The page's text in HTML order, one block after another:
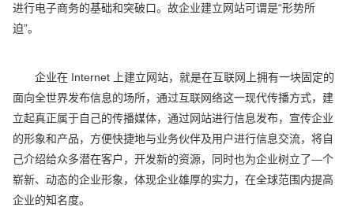
进行电子商务的基础和突破口。故企业建立网站可谓是“形势所
迫”。
企业在 Internet 上建立网站，就是在互联网上拥有一块固定的
面向全世界发布信息的场所，通过互联网络这一现代传播方式，建
立起真正属于自己的传播媒体，通过网站进行信息发布，宣传企业
的形象和产品，方便快捷地与业务伙伴及用户进行信息交流，将自
己介绍给众多潜在客户，开发新的资源，同时也为企业树立了—个
崭新、动态的企业形象，体现企业雄厚的实力，在全球范围内提高
企业的知名度。